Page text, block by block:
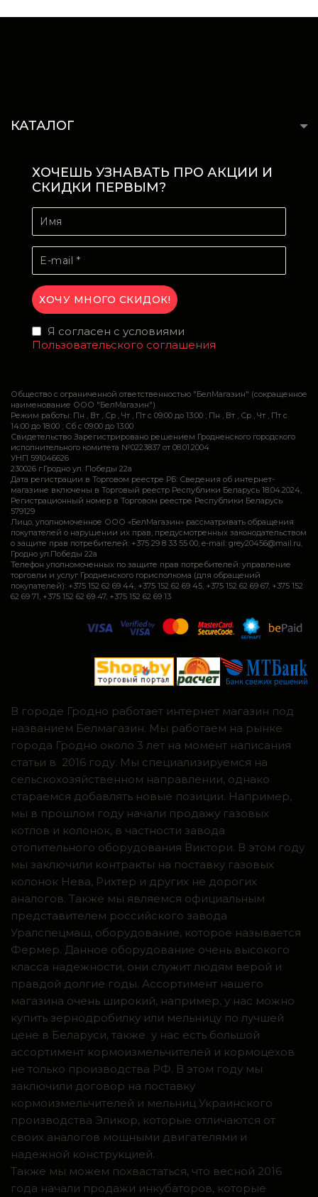
КАТАЛОГ
ХОЧЕШЬ УЗНАВАТЬ ПРО АКЦИИ И
СКИДКИ ПЕРВЫМ?
Я согласен с условиями
Пользовательского соглашения
Общество с ограниченной ответственностью "БелМагазин" (сокращенное
наименование ООО "БелМагазин")
Режим работы: Пн , Вт , Ср , Чт , Пт c 09:00 до 13:00 ; Пн , Вт , Ср , Чт , Пт c
14:00 до 18:00 ; Сб c 09:00 до 13:00
Свидетельство Зарегистрировано решением Гродненского городского
исполнительного комитета №0223837 от 08.01.2004
УНП 591046626
230026 г.Гродно ул. Победы 22а
Дата регистрации в Торговом реестре РБ: Сведения об интернет-
магазине включены в Торговый реестр Республики Беларусь 18.04.2024,
Регистрационный номер в Торговом реестре Республики Беларусь
579129
Лицо, уполномоченное ООО «БелМагазин» рассматривать обращения
покупателей о нарушении их прав, предусмотренных законодательством
о защите прав потребителей: +375 29 8 33 55 00, e-mail: grey20456@mail.ru,
Гродно ул.Победы 22а
Телефон уполномоченных по защите прав потребителей: управление
торговли и услуг Гродненского горисполкома (для обращений
покупателей): +375 152 62 69 44, +375 152 62 69 45, +375 152 62 69 67, +375 152
62 69 71, +375 152 62 69 47, +375 152 62 69 13
В городе Гродно работает интернет магазин под
названием Белмагазин. Мы работаем на рынке
города Гродно около 3 лет на момент написания
статьи в 2016 году. Мы специализируемся на
сельскохозяйственном направлении, однако
стараемся добавлять новые позиции. Например,
мы в прошлом году начали продажу газовых
котлов и колонок, в частности завода
отопительного оборудования Виктори. В этом году
мы заключили контракты на поставку газовых
колонок Нева, Рихтер и других не дорогих
аналогов. Также мы являемся официальным
представителем российского завода
Уралспецмаш, оборудование, которое называется
Фермер. Данное оборудование очень высокого
класса надежности, они служит людям верой и
правдой долгие годы. Ассортимент нашего
магазина очень широкий, например, у нас можно
купить зернодробилку или мельницу по лучшей
цене в Беларуси, также у нас есть большой
ассортимент кормоизмельчителей и кормоцехов
не только производства РФ. В этом году мы
заключили договор на поставку
кормоизмельчителей и мельниц Украинского
производства Эликор, которые отличаются от
своих аналогов мощными двигателями и
надежной конструкцией.
Также мы можем похвастаться, что весной 2016
года начали продажи инкубаторов, которые